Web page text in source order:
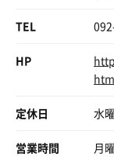
TEL
HP
定休日 水
営業時間
月